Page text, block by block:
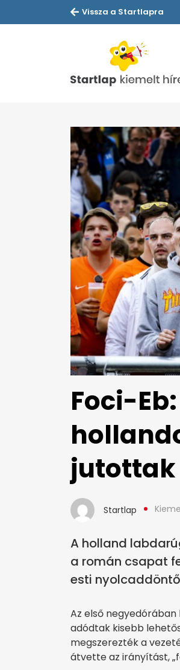
Vissza a Startlapra
Foci-
jutottak
Startlap
A holland
a román csapat
esti
Az első
adódtak kisebb
megszerezték a
átvette az irányítást,